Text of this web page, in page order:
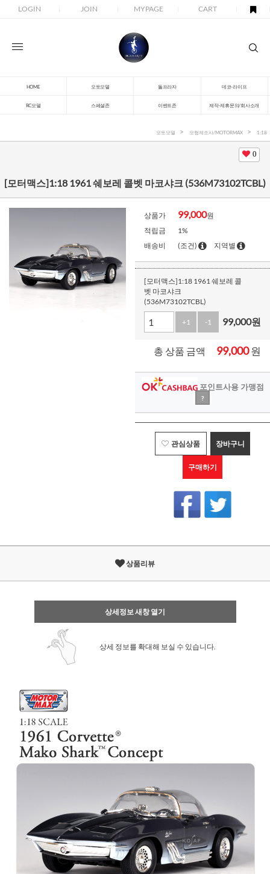
LOGIN JOIN MYPAGE CART
HOME 오토모델 돌프라자 데코-라이프
RC모델 스페셜존 이벤트존 제작-제휴문의/회사소개
오토모델 모형제조사/MOTORMAX 1:18
0
[모터맥스]1:18 1961 쉐보레 콜벳 마코샤크 (536M73102TCBL)
상품가 99,000원
적립금
1%
배송비
(조건) 지역별
[모터맥스]1:18 1961 쉐보레 콜
벳 마코샤크
(536M73102TCBL)
+1 -1 99,000원
총 상품 금액 99,000원
포인트사용 가맹점
?
관심상품 장바구니
구매하기
상품리뷰
상세정보 새창 열기
상세 정보를 확대해 보실 수 있습니다.